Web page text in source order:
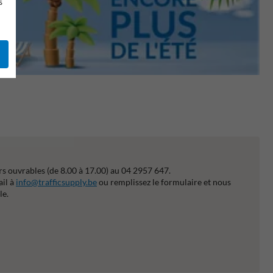
ouvrables (de 8.00 à 17.00) au 04 2957 647.
à info@trafficsupply.beou remplissez le formulaire et nous